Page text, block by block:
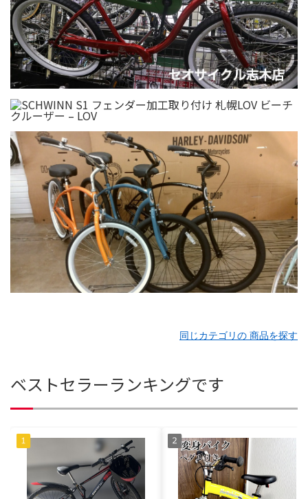
同じカテゴリの 商品を探す
ベストセラーランキングです